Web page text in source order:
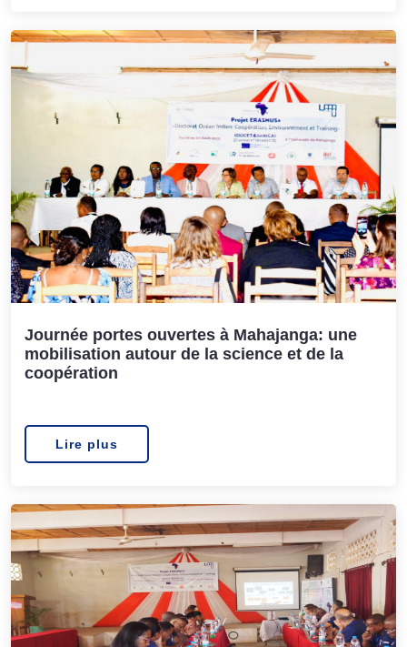
Journée portes ouvertes à Mahajanga: une
mobilisation autour de la science et de la
coopération
Lire plus